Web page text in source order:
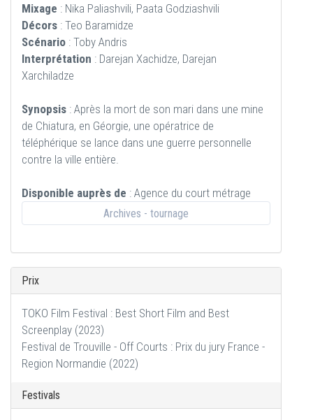
Mixage : Nika Paliashvili, Paata Godziashvili
Décors : Teo Baramidze
Scénario : Toby Andris
Interprétation : Darejan Xachidze, Darejan
Xarchiladze
Synopsis : Après la mort de son mari dans une mine
de Chiatura, en Géorgie, une opératrice de
téléphérique se lance dans une guerre personnelle
contre la ville entière.
Disponible auprès de : Agence du court métrage
Archives - tournage
Prix
TOKO Film Festival : Best Short Film and Best
Screenplay (2023)
Festival de Trouville - Off Courts : Prix du jury France -
Region Normandie (2022)
Festivals